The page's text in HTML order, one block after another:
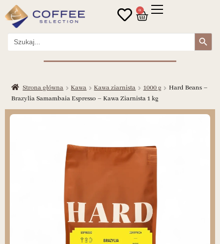
0
Search
for:
Search Button
Strona główna Kawa Kawa ziarnista 1000 g
Hard Beans –
Brazylia Samambaia Espresso – Kawa Ziarnista 1 kg